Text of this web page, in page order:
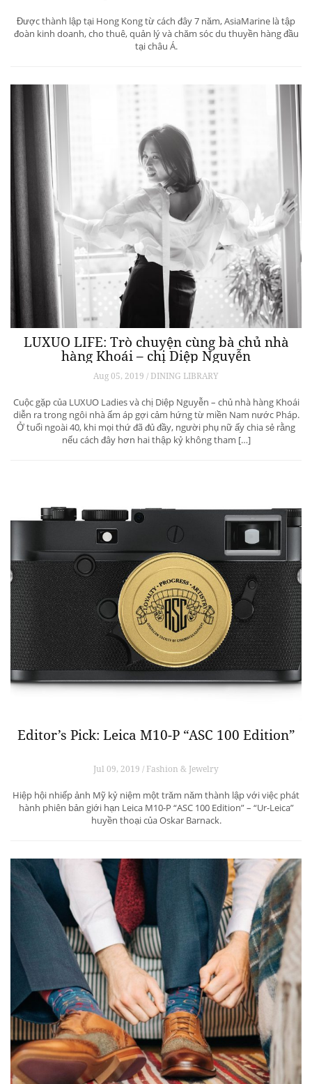
Được thành lập tại Hong Kong từ cách đây 7 năm, AsiaMarine là tập
đoàn kinh doanh, cho thuê, quản lý và chăm sóc du thuyền hàng đầu
tại châu Á.
LUXUO LIFE: Trò chuyện cùng bà chủ nhà
hàng Khoái – chị Diệp Nguyễn
Aug 05, 2019 / DINING LIBRARY
Cuộc gặp của LUXUO Ladies và chị Diệp Nguyễn – chủ nhà hàng Khoái
diễn ra trong ngôi nhà ấm áp gợi cảm hứng từ miền Nam nước Pháp.
Ở tuổi ngoài 40, khi mọi thứ đã đủ đầy, người phụ nữ ấy chia sẻ rằng
nếu cách đây hơn hai thập kỷ không tham […]
Editor’s Pick: Leica M10-P “ASC 100 Edition”
Jul 09, 2019 / Fashion & Jewelry
Hiệp hội nhiếp ảnh Mỹ kỷ niệm một trăm năm thành lập với việc phát
hành phiên bản giới hạn Leica M10-P “ASC 100 Edition” – “Ur-Leica”
huyền thoại của Oskar Barnack.